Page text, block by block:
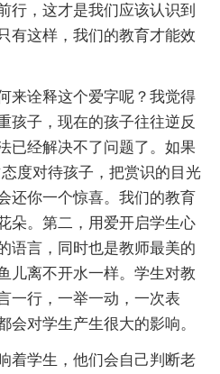
行，这才是我们应该认识到
有这样，我们的教育才能效
诠释这个爱字呢？我觉得
孩子，现在的孩子往往逆反
已经解决不了问题了。如果
度对待孩子，把赏识的目光
还你一个惊喜。我们的教育
朵。第二，用爱开启学生心
语言，同时也是教师最美的
儿离不开水一样。学生对教
一行，一举一动，一次表
会对学生产生很大的影响。
学生，他们会自己判断老